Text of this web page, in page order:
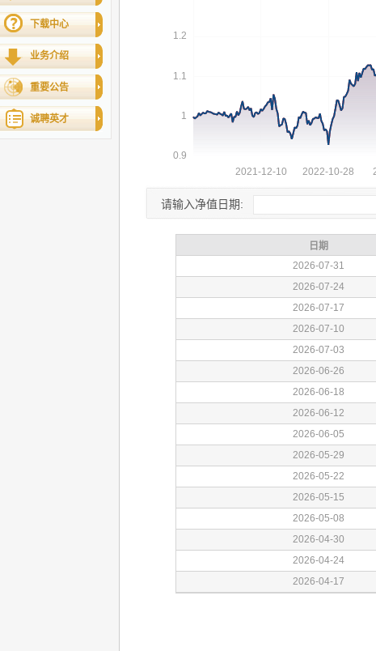
下载中心
业务介绍
重要公告
诚聘英才
请输入净值日期: